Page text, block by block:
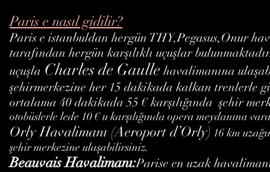
Paris e nasıl gidilir?
Paris e istanbuldan hergün THY,Pegasus,Onur
tarafından hergün karşılıklı uçuşlar
uçuşla Charles de Gaulle havalimanına
şehirmerkezine her 15 dakikada kalkan trenlerle
ortalama 40 dakikada 55 € karşılığında şehir
otobüslerle lede 10 € u karşılığında opera meydanına
Orly Havalimanı (Aeroport d’Orly) 16 km
şehir merkezine ulaşabilirsiniz.
Beauvais Havalimanı:Parise en uzak